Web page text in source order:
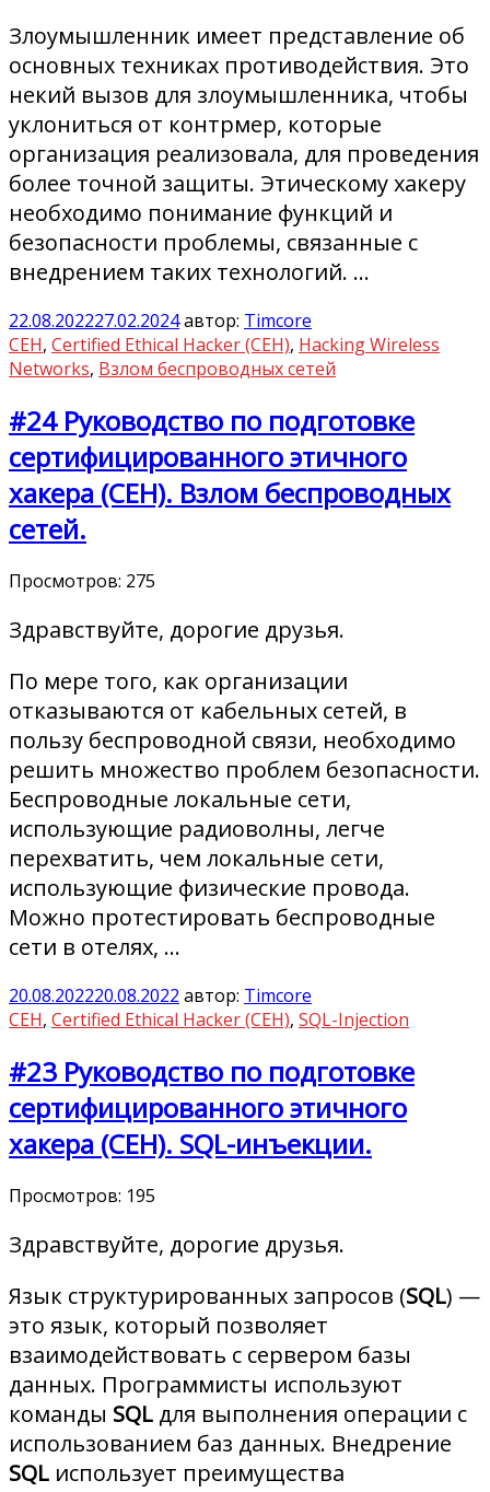
Злоумышленник имеет представление об
основных техниках противодействия. Это
некий вызов для злоумышленника, чтобы
уклониться от контрмер, которые
организация реализовала, для проведения
более точной защиты. Этическому хакеру
необходимо понимание функций и
безопасности проблемы, связанные с
внедрением таких технологий. …
22.08.202227.02.2024автор: Timcore
CEH, Certified Ethical Hacker (CEH), Hacking Wireless
Networks, Взлом беспроводных сетей
#24 Руководство по подготовке
сертифицированного этичного
хакера (CEH). Взлом беспроводных
сетей.
Просмотров: 275
Здравствуйте, дорогие друзья.
По мере того, как организации
отказываются от кабельных сетей, в
пользу беспроводной связи, необходимо
решить множество проблем безопасности.
Беспроводные локальные сети,
использующие радиоволны, легче
перехватить, чем локальные сети,
использующие физические провода.
Можно протестировать беспроводные
сети в отелях, …
20.08.202220.08.2022 автор: Timcore
CEH, Certified Ethical Hacker (CEH), SQL-Injection
#23 Руководство по подготовке
сертифицированного этичного
хакера (CEH). SQL-инъекции.
Просмотров: 195
Здравствуйте, дорогие друзья.
Язык структурированных запросов (SQL) —
это язык, который позволяет
взаимодействовать с сервером базы
данных. Программисты используют
команды SQL для выполнения операции с
использованием баз данных. Внедрение
SQL использует преимущества